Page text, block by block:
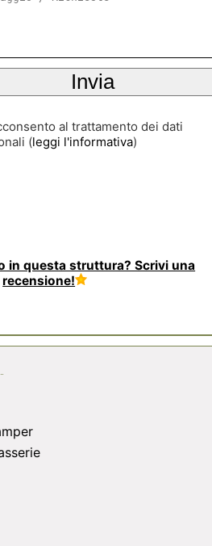
al trattamento dei dati
(leggi l'informativa)
in questa struttura? Scrivi una
recensione!